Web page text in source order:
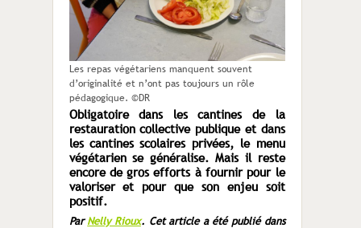
Les repas végétariens manquent souvent
d’originalité et n’ont pas toujours un rôle
pédagogique. ©DR
Obligatoire dans les cantines de la
restauration collective publique et dans
les cantines scolaires privées, le menu
végétarien se généralise. Mais il reste
encore de gros efforts à fournir pour le
valoriser et pour que son enjeu soit
positif.
Par Nelly Rioux. Cet article a été publié dans